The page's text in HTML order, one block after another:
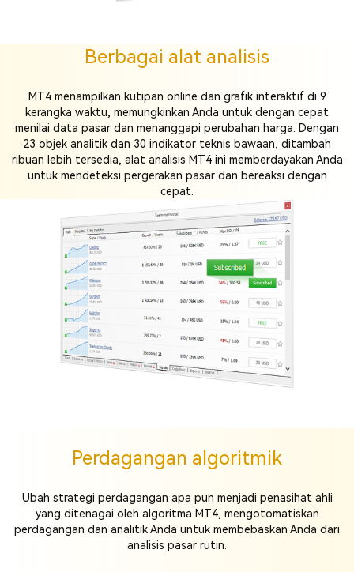
Berbagai alat analisis
MT4 menampilkan kutipan online dan grafik interaktif di 9
kerangka waktu, memungkinkan Anda untuk dengan cepat
menilai data pasar dan menanggapi perubahan harga. Dengan
23 objek analitik dan 30 indikator teknis bawaan, ditambah
ribuan lebih tersedia, alat analisis MT4 ini memberdayakan Anda
untuk mendeteksi pergerakan pasar dan bereaksi dengan
cepat.
Perdagangan algoritmik
Ubah strategi perdagangan apa pun menjadi penasihat ahli
yang ditenagai oleh algoritma MT4, mengotomatiskan
perdagangan dan analitik Anda untuk membebaskan Anda dari
analisis pasar rutin.